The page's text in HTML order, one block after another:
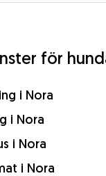
för
i Nora
i Nora
i Nora
i Nora